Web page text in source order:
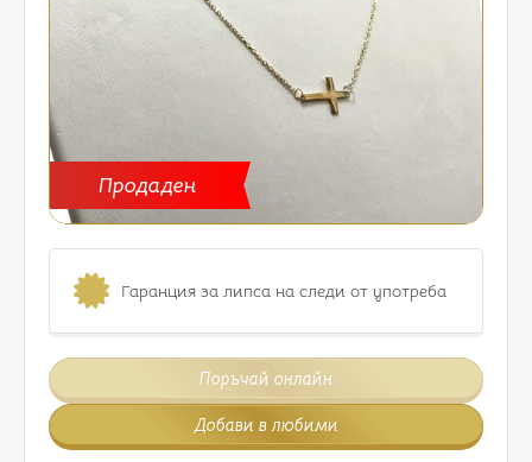
Продаден
Гаранция за липса на следи от употреба
Поръчай онлайн
Добави в любими